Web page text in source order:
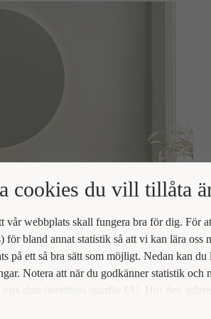
cookies du vill tillåta
vår webbplats skall fungera bra för dig. För
för bland annat statistik så att vi kan lära
på ett så bra sätt som möjligt. Nedan kan du
Notera att när du godkänner statistik och
data överföras utanför EU. Hur den